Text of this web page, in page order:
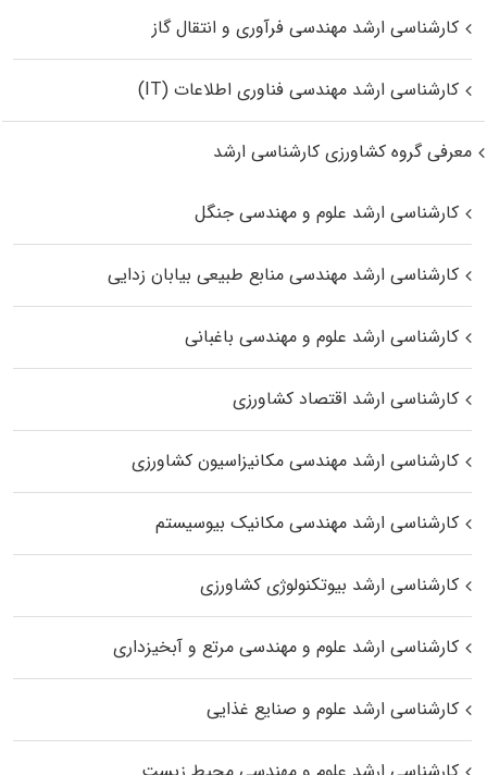
کارشناسی ارشد مهندسی فرآوری و انتقال گاز
کارشناسی ارشد مهندسی فناوری اطلاعات (IT)
معرفی گروه کشاورزی کارشناسی ارشد
کارشناسی ارشد علوم و مهندسی جنگل
کارشناسی ارشد مهندسی منابع طبیعی بیابان زدایی
کارشناسی ارشد علوم و مهندسی باغبانی
کارشناسی ارشد اقتصاد کشاورزی
کارشناسی ارشد مهندسی مکانیزاسیون کشاورزی
کارشناسی ارشد مهندسی مکانیک بیوسیستم
کارشناسی ارشد بیوتکنولوژی کشاورزی
کارشناسی ارشد علوم و مهندسی مرتع و آبخیزداری
کارشناسی ارشد علوم و صنایع غذایی